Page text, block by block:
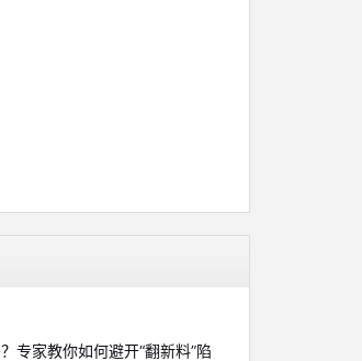
专家教你如何避开“翻新料”陷